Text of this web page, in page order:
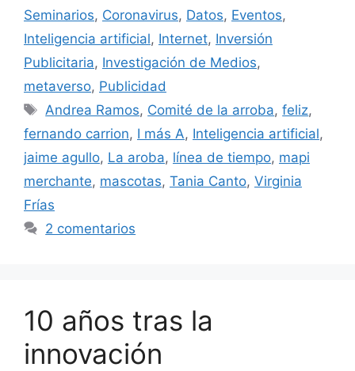
Seminarios, Coronavirus, Datos, Eventos,
Inteligencia artificial, Internet, Inversión
Publicitaria, Investigación de Medios,
metaverso, Publicidad
Etiquetas
Andrea Ramos, Comité de la arroba,feliz,
fernando carrion, I más A, Inteligencia artificial,
jaime agullo, La aroba, línea de tiempo, mapi
merchante, mascotas, Tania Canto, Virginia
Frías
2 comentarios
10 años tras la
innovación